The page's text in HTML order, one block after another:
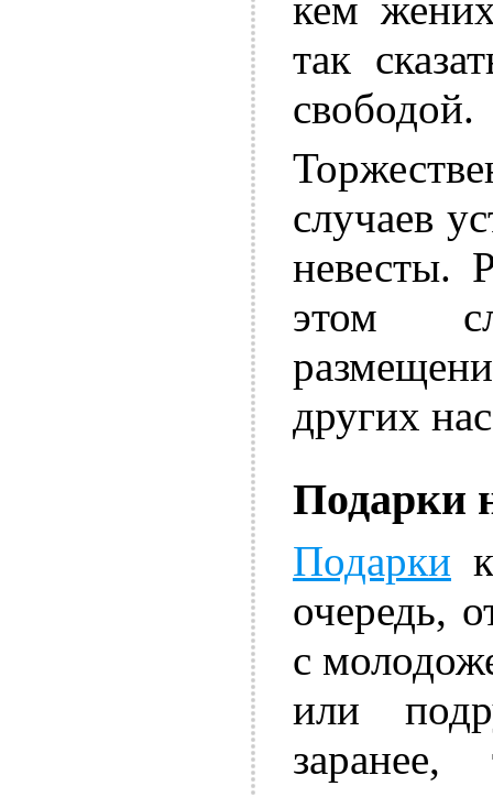
так
свободой.
случаев
невесты.
этом
других
Подарки
Подарки
очередь,
с
или
заранее,